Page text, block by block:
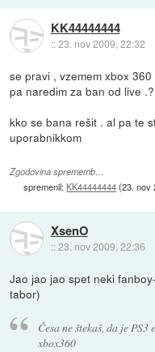
KK44444444
::23. nov 2009, 22:32
se pravi , vzemem xbox
pa naredim za ban od live .?
kko se bana rešit . al pa te
uporabnikkom
Zgodovina sprememb…
spremenil: KK44444444(23. nov
XsenO
::23. nov 2009, 22:36
Jao jao jao spet neki
tabor)
Česa ne štekaš, da je
xbox360